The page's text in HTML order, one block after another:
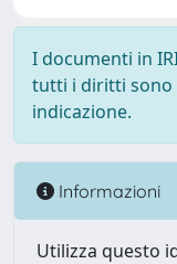
I documenti in
tutti i diritti sono
indicazione.
Informazioni
Utilizza questo